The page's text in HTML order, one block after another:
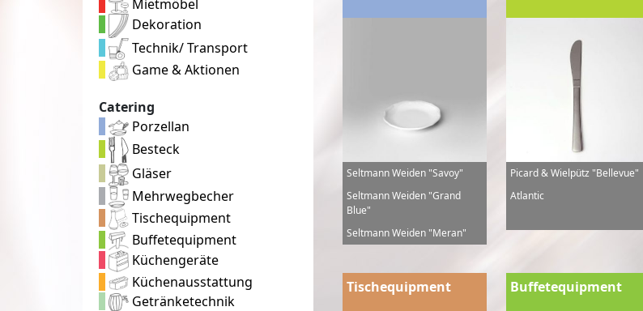
Mietmöbel
Dekoration
Technik/ Transport
Game & Aktionen
Catering
Porzellan
Besteck
Gläser
Mehrwegbecher
Tischequipment
Buffetequipment
Küchengeräte
Küchenausstattung
Getränketechnik
Seltmann Weiden "Savoy"
Seltmann Weiden "Grand
Blue"
Seltmann Weiden "Meran"
Picard & Wielpütz "Bellevue"
Atlantic
Tischequipment Buffetequipment